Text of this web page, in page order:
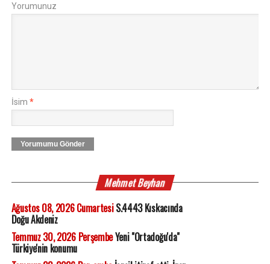
Yorumunuz
İsim *
Yorumumu Gönder
Mehmet Beyhan
Ağustos 08, 2026 CumartesiS.4443 Kıskacında
Doğu Akdeniz
Temmuz 30, 2026 PerşembeYeni "Ortadoğu'da"
Türkiye'nin konumu